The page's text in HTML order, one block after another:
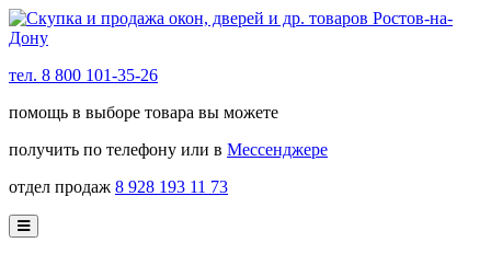
тел. 8 800 101-35-26
помощь в выборе товара вы можете
получить по телефону или в Мессенджере
отдел продаж 8 928 193 11 73